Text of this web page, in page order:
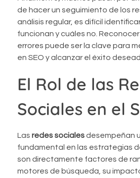
de hacer un seguimiento de los
análisis regular, es difícil
funcionan y cuáles no.
errores puede ser la clave para
en SEO y alcanzar el éxito
El Rol de las
Sociales en el
Las redes socialesdesempeñan
fundamental en las estrategias
son directamente factores de
motores de búsqueda, su